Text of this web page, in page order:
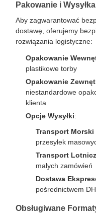
Pakowanie i Wysyłka
Aby zagwarantować
dostawę, oferujemy
rozwiązania logistyczne:
Opakowanie
plastikowe torby
Opakowanie
niestandardowe
klienta
Opcje Wysyłki:
Transport Morski
przesyłek
Transport
małych zamówień
Dostawa
pośrednictwem
Obsługiwane